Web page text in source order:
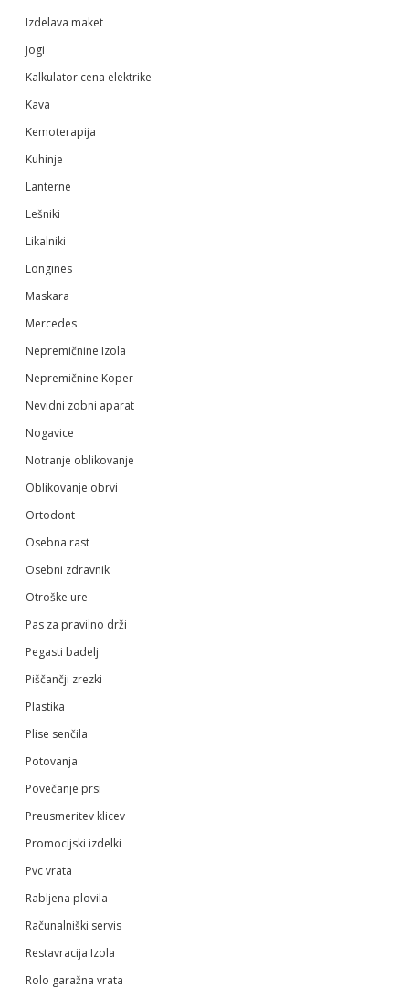
Izdelava maket
Jogi
Kalkulator cena elektrike
Kava
Kemoterapija
Kuhinje
Lanterne
Lešniki
Likalniki
Longines
Maskara
Mercedes
Nepremičnine Izola
Nepremičnine Koper
Nevidni zobni aparat
Nogavice
Notranje oblikovanje
Oblikovanje obrvi
Ortodont
Osebna rast
Osebni zdravnik
Otroške ure
Pas za pravilno drži
Pegasti badelj
Piščančji zrezki
Plastika
Plise senčila
Potovanja
Povečanje prsi
Preusmeritev klicev
Promocijski izdelki
Pvc vrata
Rabljena plovila
Računalniški servis
Restavracija Izola
Rolo garažna vrata